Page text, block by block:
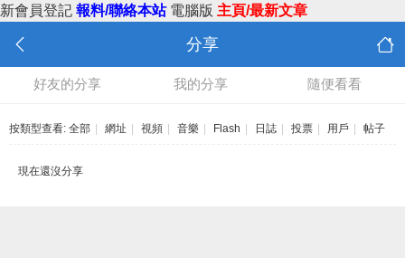
新會員登記 報料/聯絡本站 電腦版 主頁/最新文章
分享
好友的分享 我的分享 隨便看看
按類型查看: 全部 網址 視頻 音樂 Flash 日誌 投票 用戶 帖子
現在還沒分享